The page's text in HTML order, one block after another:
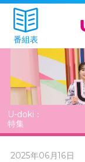
番組表
U-doki：
特集
2025年06月16日